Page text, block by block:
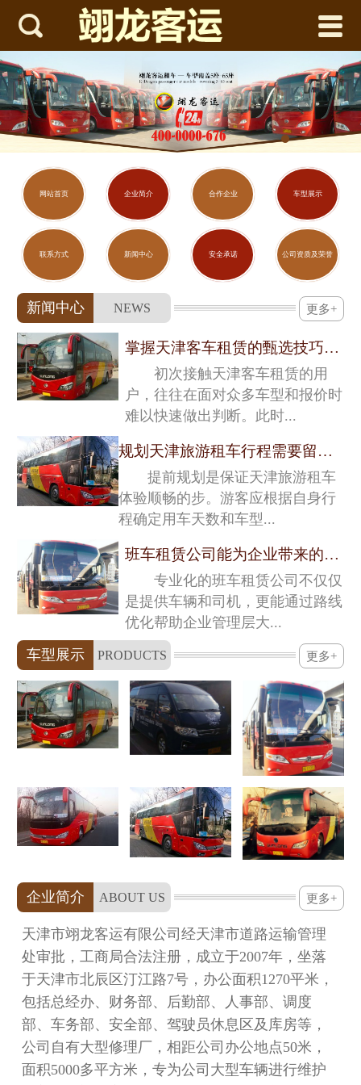
合作企业
车型展示
联系方式
新闻中心
安全承诺
公司资质及荣誉
 
网站首页 企业简介 合作企业 车型展示
联系方式 新闻中心 安全承诺 公司资质及荣誉
新闻中心 NEWS 更多+
掌握天津客车租赁的甄选技巧与用车须知
初次接触天津客车租赁的用
户，往往在面对众多车型和报价时
难以快速做出判断。此时...
规划天津旅游租车行程需要留意的关键细节
提前规划是保证天津旅游租车
体验顺畅的步。游客应根据自身行
程确定用车天数和车型...
班车租赁公司能为企业带来的深层价值
专业化的班车租赁公司不仅仅
是提供车辆和司机，更能通过路线
优化帮助企业管理层大...
车型展示
PRODUCTS 更多+
企业简介 ABOUT US 更多+
天津市翊龙客运有限公司经天津市道路运输管理
处审批，工商局合法注册，成立于2007年，坐落
于天津市北辰区汀江路7号，办公面积1270平米，
包括总经办、财务部、后勤部、人事部、调度
部、车务部、安全部、驾驶员休息区及库房等，
公司自有大型修理厂，相距公司办公地点50米，
面积5000多平方米，专为公司大型车辆进行维护